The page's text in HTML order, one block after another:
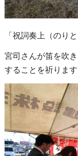
「祝詞奏上（のり
宮司さんが笛を吹
することを祈りま